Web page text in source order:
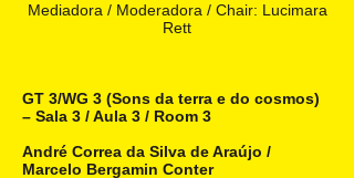
Mediadora / Moderadora / Chair: Lucimara
Rett
GT 3/WG 3 (Sons da terra e do cosmos)
– Sala 3 / Aula 3 / Room 3
André Correa da Silva de Araújo /
Marcelo Bergamin Conter